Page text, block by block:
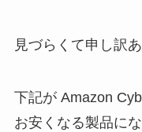
見づらくて申し訳
下記が Amazon
お安くなる製品に